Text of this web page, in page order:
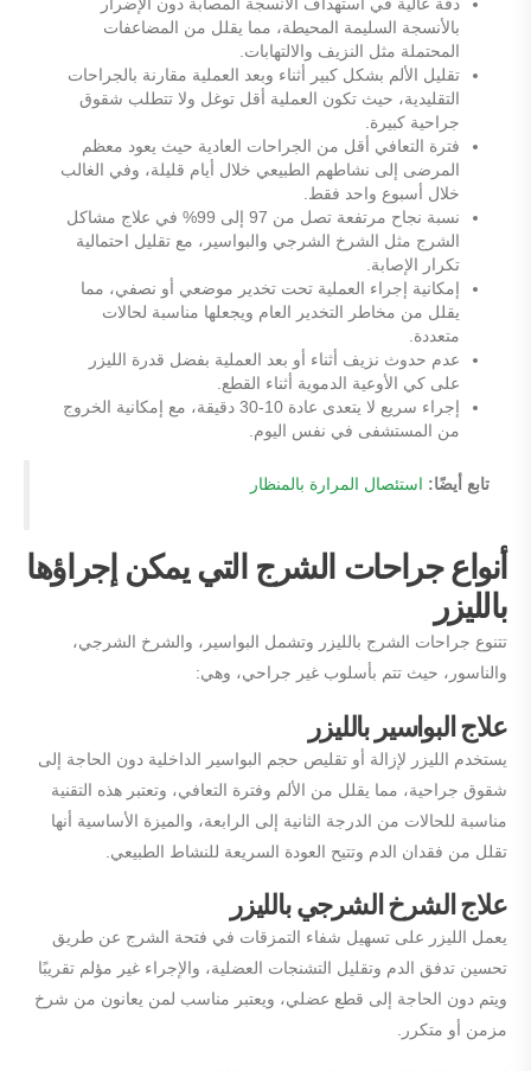
بالأنسجة السليمة المحيطة، مما يقلل من المضاعفات
المحتملة مثل النزيف والالتهابات.
تقليل الألم بشكل كبير أثناء وبعد العملية مقارنة بالجراحات
التقليدية، حيث تكون العملية أقل توغل ولا تتطلب شقوق
جراحية كبيرة.
فترة التعافي أقل من الجراحات العادية حيث يعود معظم
المرضى إلى نشاطهم الطبيعي خلال أيام قليلة، وفي الغالب
خلال أسبوع واحد فقط.
نسبة نجاح مرتفعة تصل من 97 إلى 99% في علاج مشاكل
الشرج مثل الشرخ الشرجي والبواسير، مع تقليل احتمالية
تكرار الإصابة.
إمكانية إجراء العملية تحت تخدير موضعي أو نصفي، مما
يقلل من مخاطر التخدير العام ويجعلها مناسبة لحالات
متعددة.
عدم حدوث نزيف أثناء أو بعد العملية بفضل قدرة الليزر
على كي الأوعية الدموية أثناء القطع.
إجراء سريع لا يتعدى عادة 10-30 دقيقة، مع إمكانية الخروج
من المستشفى في نفس اليوم.
تابع أيضًا: استئصال المرارة بالمنظار
أنواع جراحات الشرج التي يمكن إجراؤها
بالليزر
تتنوع جراحات الشرج بالليزر وتشمل البواسير، والشرخ الشرجي،
والناسور، حيث تتم بأسلوب غير جراحي، وهي:
علاج البواسير بالليزر
يستخدم الليزر لإزالة أو تقليص حجم البواسير الداخلية دون الحاجة إلى
شقوق جراحية، مما يقلل من الألم وفترة التعافي، وتعتبر هذه التقنية
مناسبة للحالات من الدرجة الثانية إلى الرابعة، والميزة الأساسية أنها
تقلل من فقدان الدم وتتيح العودة السريعة للنشاط الطبيعي.
علاج الشرخ الشرجي بالليزر
يعمل الليزر على تسهيل شفاء التمزقات في فتحة الشرج عن طريق
تحسين تدفق الدم وتقليل التشنجات العضلية، والإجراء غير مؤلم تقريبًا
ويتم دون الحاجة إلى قطع عضلي، ويعتبر مناسب لمن يعانون من شرخ
مزمن أو متكرر.